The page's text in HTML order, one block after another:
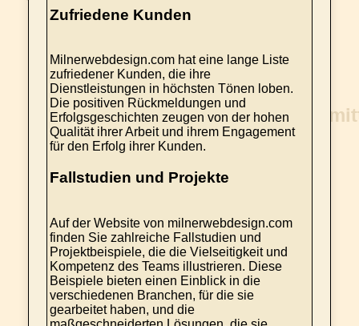
Zufriedene Kunden
Milnerwebdesign.com hat eine lange Liste
zufriedener Kunden, die ihre
Dienstleistungen in höchsten Tönen loben.
Die positiven Rückmeldungen und
Erfolgsgeschichten zeugen von der hohen
Qualität ihrer Arbeit und ihrem Engagement
für den Erfolg ihrer Kunden.
Fallstudien und Projekte
Auf der Website von milnerwebdesign.com
finden Sie zahlreiche Fallstudien und
Projektbeispiele, die die Vielseitigkeit und
Kompetenz des Teams illustrieren. Diese
Beispiele bieten einen Einblick in die
verschiedenen Branchen, für die sie
gearbeitet haben, und die